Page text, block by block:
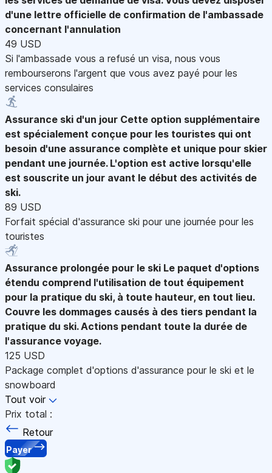
d'une lettre officielle de confirmation de l'ambassade
concernant l'annulation
49 USD
Si l'ambassade vous a refusé un visa, nous vous
rembourserons l'argent que vous avez payé pour les
services consulaires
Assurance ski d'un jour Cette option supplémentaire
est spécialement conçue pour les touristes qui ont
besoin d'une assurance complète et unique pour skier
pendant une journée. L'option est active lorsqu'elle
est souscrite un jour avant le début des activités de
ski.
89 USD
Forfait spécial d'assurance ski pour une journée pour les
touristes
Assurance prolongée pour le ski Le paquet d'options
étendu comprend l'utilisation de tout équipement
pour la pratique du ski, à toute hauteur, en tout lieu.
Couvre les dommages causés à des tiers pendant la
pratique du ski. Actions pendant toute la durée de
l'assurance voyage.
125 USD
Package complet d'options d'assurance pour le ski et le
snowboard
Tout voir
Prix total :
Retour
Payer